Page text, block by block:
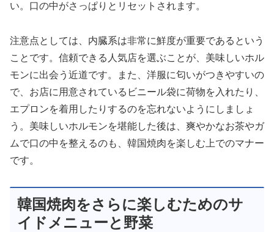
い。口の中がさっぱりとリセットされます。
注意点としては、内臓系は非常に鮮度が重要であるという
ことです。信頼できる人気店を選ぶことが、美味しいホル
モンに出会う近道です。また、洋服に匂いがつきやすいの
で、お店に用意されているビニール袋に荷物を入れたり、
エプロンを着用したりするのを忘れないようにしましょ
う。美味しいホルモンを堪能した後は、爽やかなお茶やガ
ムで口の中を整えるのも、韓国焼肉を楽しむ上でのマナー
です。
韓国焼肉をさらに楽しむためのサ
イドメニューと野菜